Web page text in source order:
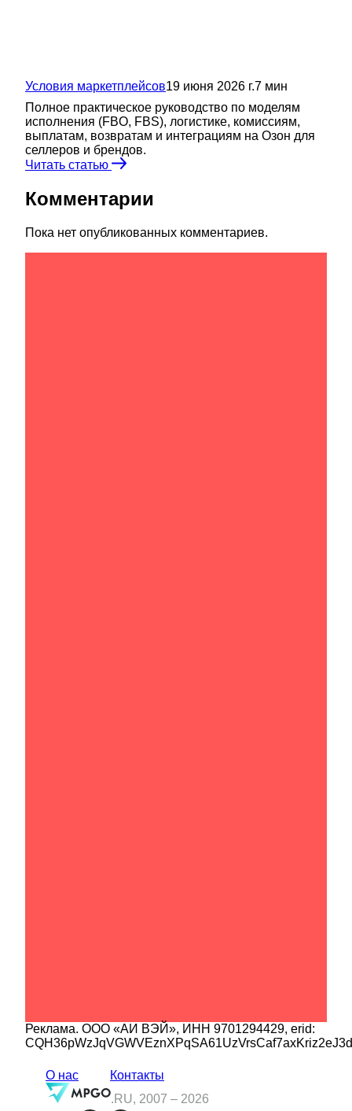
Условия маркетплейсов19 июня 2026 г.7 мин
Полное практическое руководство по моделям
исполнения (FBO, FBS), логистике, комиссиям,
выплатам, возвратам и интеграциям на Озон для
селлеров и брендов.
Читать статью
Комментарии
Пока нет опубликованных комментариев.
Реклама. ООО «АИ ВЭЙ», ИНН 9701294429, erid:
О нас
Контакты
.RU, 2007 – 2026